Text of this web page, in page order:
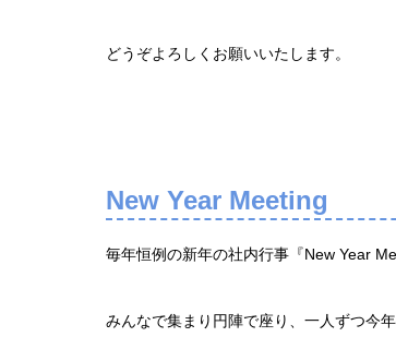
どうぞよろしくお願いいたします。
New Year Meeting
毎年恒例の新年の社内行事『New Year
みんなで集まり円陣で座り、一人ずつ今